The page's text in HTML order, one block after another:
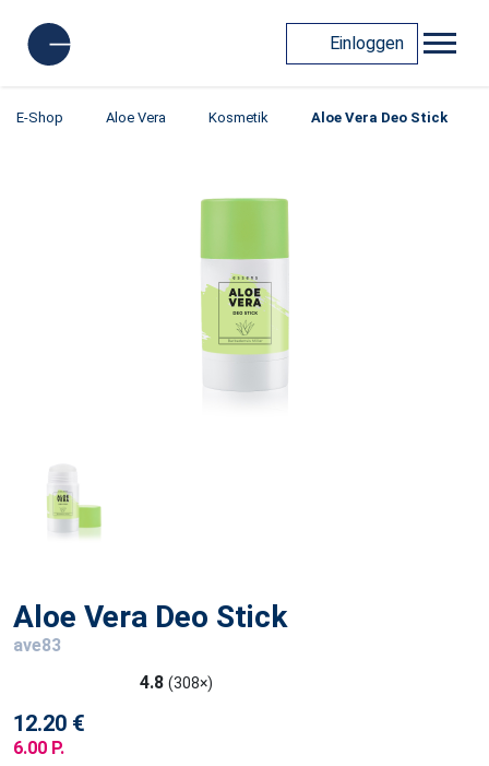
Einloggen
E-Shop Aloe Vera Kosmetik Aloe Vera Deo Stick
Aloe Vera Deo Stick
ave83
4.8 (308×)
12.20 €
6.00 P.